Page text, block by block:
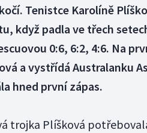
Tenistce Karolíně
když padla ve třech
0:6, 6:2, 4:6. Na
a vystřídá Australanku
hned první zápas.
trojka Plíšková